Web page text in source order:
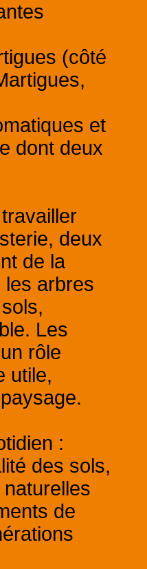
(côté
et
dont deux
deux
de la
les arbres
Les
rôle
utile,
:
des sols,
de